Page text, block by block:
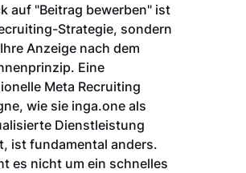
auf "Beitrag bewerben" ist
Strategie, sondern
Anzeige nach dem
Eine
Meta Recruiting
wie sie inga.one als
Dienstleistung
ist fundamental anders.
es nicht um ein schnelles